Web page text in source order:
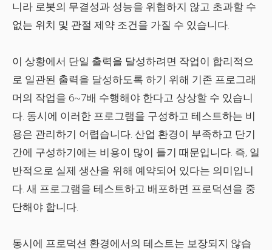
니라 로봇의 무결성과 성능을 위협하지 않고 초과할 수
없는 위치 및 관절 제약 조건을 가질 수 있습니다.
이 상황에서 단일 출력을 달성하려면 작업이 합리적으
로 일관된 출력을 달성하도록 하기 위해 기존 프로그래
머의 작업을 6~7배 수행해야 한다고 상상할 수 있습니
다. 동시에 이러한 프로그램을 구성하고 테스트하는 비
용은 관리하기 어렵습니다. 산업 환경이 부족하고 단기
간에 구성하기에는 비용이 많이 들기 때문입니다. 즉, 일
반적으로 실제 생산을 위해 예약되어 있다는 의미입니
다. 새 프로그램을 테스트하고 배포하면 프로덕션을 중
단해야 합니다.
동시에 프로덕션 환경에서의 테스트는 보장되지 않습